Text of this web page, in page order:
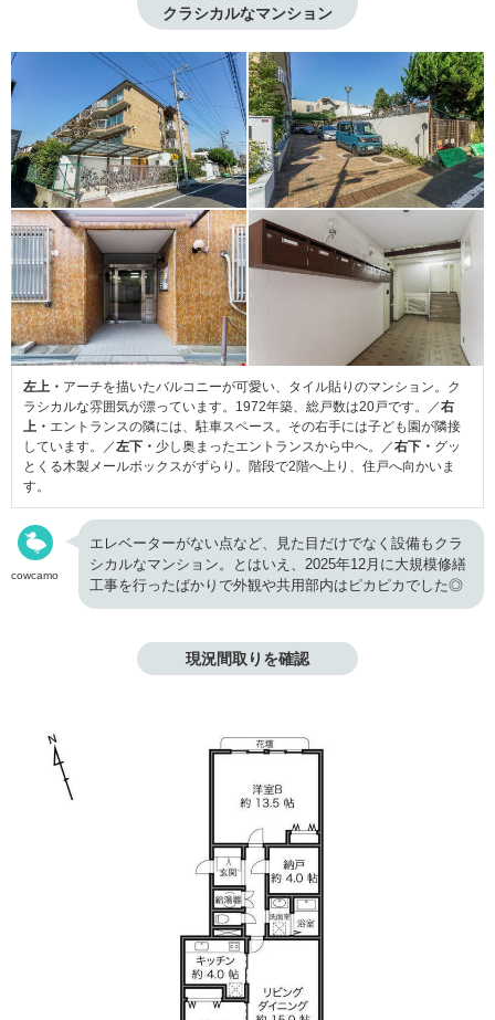
クラシカルなマンション
左上・ アーチを描いたバルコニーが可愛い、タイル貼りのマンション。ク
ラシカルな雰囲気が漂っています。1972年築、総戸数は20戸です。／右
上・ エントランスの隣には、駐車スペース。その右手には子ども園が隣接
しています。／左下・ 少し奥まったエントランスから中へ。／右下・ グッ
とくる木製メールボックスがずらり。階段で2階へ上り、住戸へ向かいま
す。
cowcamo
エレベーターがない点など、見た目だけでなく設備もクラ
シカルなマンション。とはいえ、2025年12月に大規模修繕
工事を行ったばかりで外観や共用部内はピカピカでした◎
現況間取りを確認